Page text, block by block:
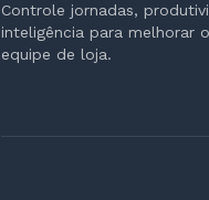
Controle jornadas,
inteligência para melhorar
equipe de loja.